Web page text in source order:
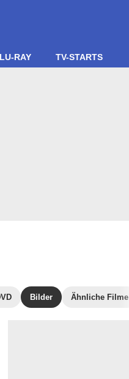
RAY TV-STARTS
Bilder Ähnliche Filme